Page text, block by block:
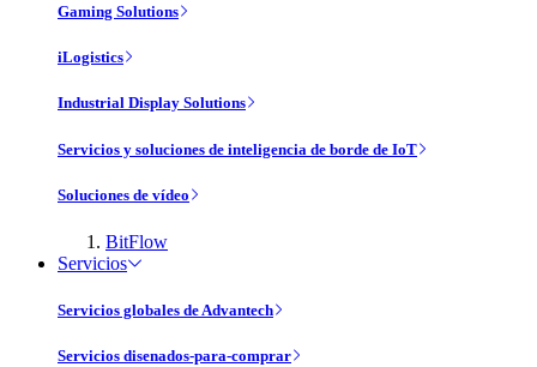
Gaming Solutions
iLogistics
Industrial Display Solutions
Servicios y soluciones de inteligencia de borde de IoT
Soluciones de vídeo
BitFlow
Servicios
Servicios globales de Advantech
Servicios disenados-para-comprar